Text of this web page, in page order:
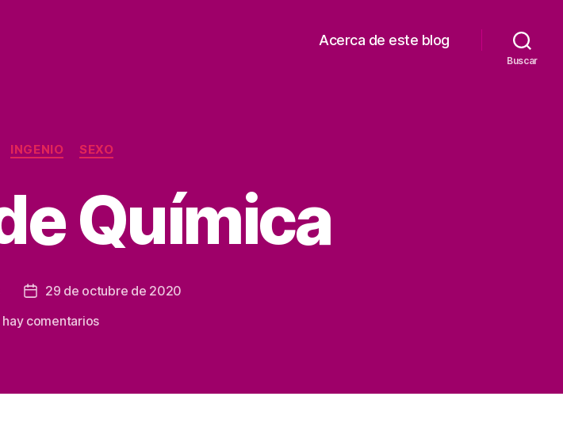
Acerca de este blog
Buscar
Categorías
INGENIO SEXO
Química
Fecha
la
29 de octubre de 2020
hay comentariosen